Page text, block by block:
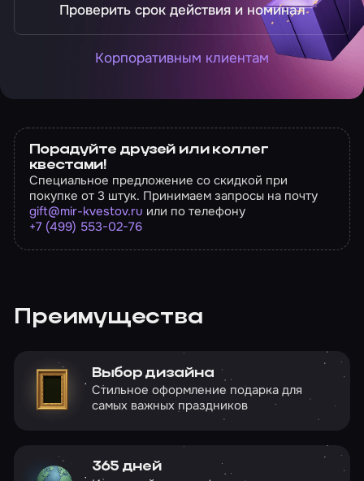
Проверить срок действия и номинал
Корпоративным клиентам
Порадуйте друзей или коллег
квестами!
Специальное предложение со скидкой при
покупке от 3 штук. Принимаем запросы на почту
gift@mir-kvestov.ru или по телефону
+7 (499) 553-02-76
Преимущества
Выбор дизайна
Стильное оформление подарка для
самых важных праздников
365 дней